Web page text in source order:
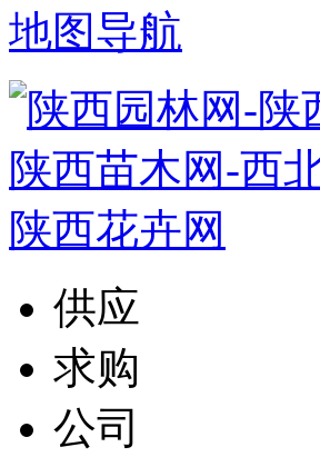
地图导航
供应
求购
公司